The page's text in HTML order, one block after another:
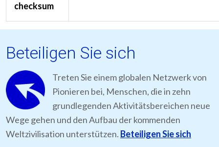
checksum
Beteiligen Sie sich
Treten Sie einem globalen Netzwerk von
Pionieren bei, Menschen, die in zehn
grundlegenden Aktivitätsbereichen neue
Wege gehen und den Aufbau der kommenden
Weltzivilisation unterstützen. Beteiligen Sie sich